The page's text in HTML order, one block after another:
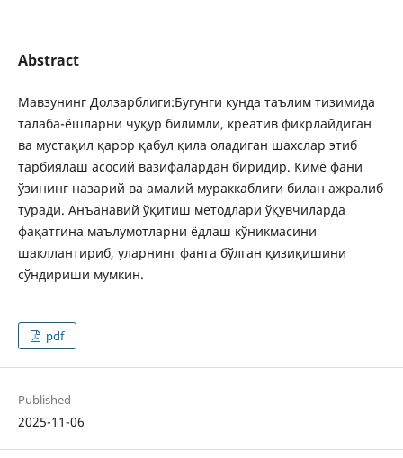
Abstract
Мавзунинг Долзарблиги:Бугунги кунда таълим тизимида
талаба-ёшларни чуқур билимли, креатив фикрлайдиган
ва мустақил қарор қабул қила оладиган шахслар этиб
тарбиялаш асосий вазифалардан биридир. Кимё фани
ўзининг назарий ва амалий мураккаблиги билан ажралиб
туради. Анъанавий ўқитиш методлари ўқувчиларда
фақатгина маълумотларни ёдлаш кўникмасини
шакллантириб, уларнинг фанга бўлган қизиқишини
сўндириши мумкин.
pdf
Published
2025-11-06